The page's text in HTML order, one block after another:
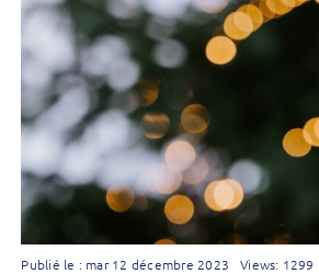
Publié le : mar 12 décembre 2023 Views: 1299